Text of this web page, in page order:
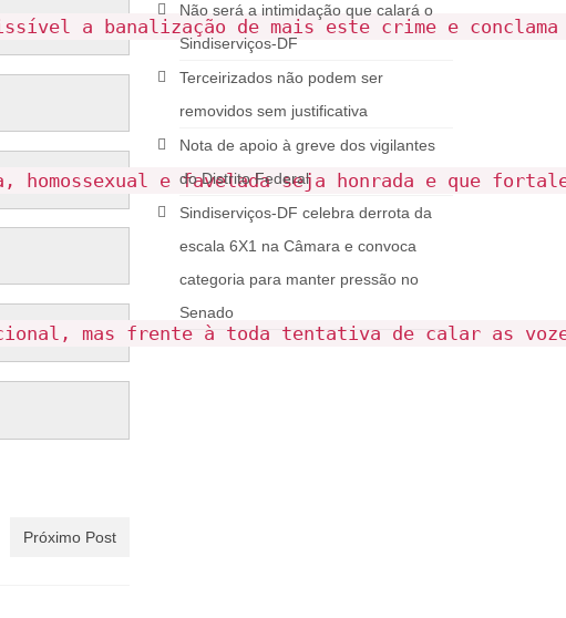
a banalização de mais este crime e
homossexual e favelada seja honrada e que
nacional, mas frente à toda tentativa de calar as
Próximo Post
Não será a intimidação que calará o
Sindiserviços-DF
Terceirizados não podem ser
removidos sem justificativa
Nota de apoio à greve dos vigilantes
do Distrito Federal
Sindiserviços-DF celebra derrota da
escala 6X1 na Câmara e convoca
categoria para manter pressão no
Senado